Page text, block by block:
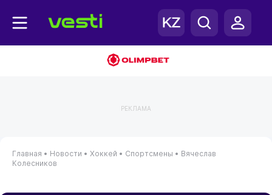
РЕКЛАМА
Главная • Новости • Хоккей • Спортсмены • Вячеслав
Колесников